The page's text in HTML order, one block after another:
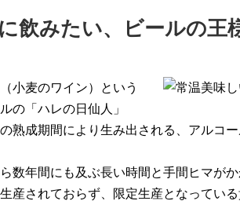
飲みたい、ビールの王
小麦のワイン）という
の「ハレの日仙人」
熟成期間により生み出される、アルコ
数年間にも及ぶ長い時間と手間ヒマが
産されておらず、限定生産となってい